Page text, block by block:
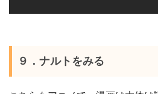
９．ナルトをみる